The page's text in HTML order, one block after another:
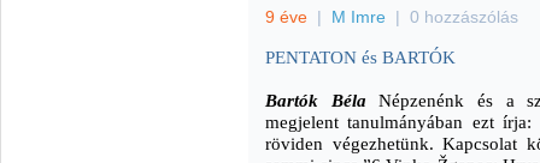
9 éve | M Imre | 0 hozzászólás
PENTATON és BARTÓK
Bartók Béla Népzenénk és a
megjelent tanulmányában ezt
röviden végezhetünk. Kapcsolat